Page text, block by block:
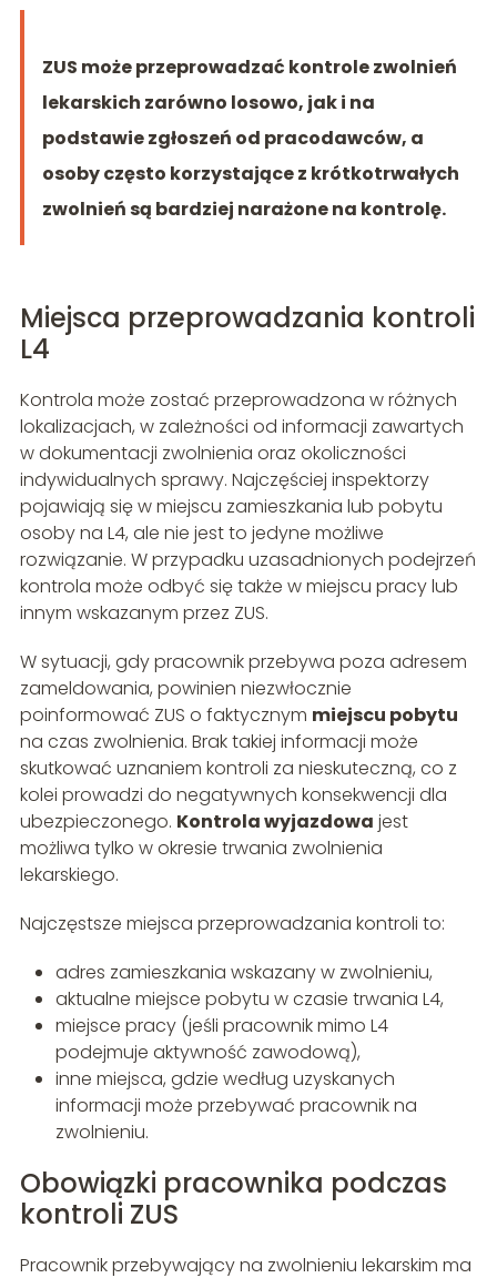
ZUS może przeprowadzać kontrole zwolnień
lekarskich zarówno losowo, jak i na
podstawie zgłoszeń od pracodawców, a
osoby często korzystające z krótkotrwałych
zwolnień są bardziej narażone na kontrolę.
Miejsca przeprowadzania kontroli
L4
Kontrola może zostać przeprowadzona w różnych
lokalizacjach, w zależności od informacji zawartych
w dokumentacji zwolnienia oraz okoliczności
indywidualnych sprawy. Najczęściej inspektorzy
pojawiają się w miejscu zamieszkania lub pobytu
osoby na L4, ale nie jest to jedyne możliwe
rozwiązanie. W przypadku uzasadnionych podejrzeń
kontrola może odbyć się także w miejscu pracy lub
innym wskazanym przez ZUS.
W sytuacji, gdy pracownik przebywa poza adresem
zameldowania, powinien niezwłocznie
poinformować ZUS o faktycznym miejscu pobytu
na czas zwolnienia. Brak takiej informacji może
skutkować uznaniem kontroli za nieskuteczną, co z
kolei prowadzi do negatywnych konsekwencji dla
ubezpieczonego. Kontrola wyjazdowa jest
możliwa tylko w okresie trwania zwolnienia
lekarskiego.
Najczęstsze miejsca przeprowadzania kontroli to:
adres zamieszkania wskazany w zwolnieniu,
aktualne miejsce pobytu w czasie trwania L4,
miejsce pracy (jeśli pracownik mimo L4
podejmuje aktywność zawodową),
inne miejsca, gdzie według uzyskanych
informacji może przebywać pracownik na
zwolnieniu.
Obowiązki pracownika podczas
kontroli ZUS
Pracownik przebywający na zwolnieniu lekarskim ma